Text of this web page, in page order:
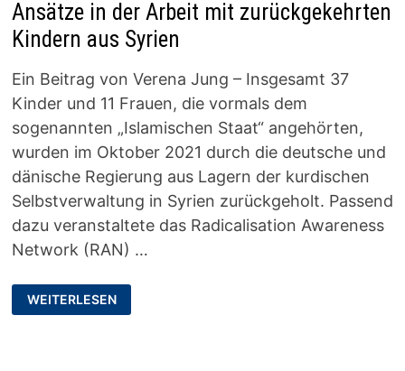
Ansätze in der Arbeit mit zurückgekehrten
Kindern aus Syrien
Ein Beitrag von Verena Jung – Insgesamt 37
Kinder und 11 Frauen, die vormals dem
sogenannten „Islamischen Staat“ angehörten,
wurden im Oktober 2021 durch die deutsche und
dänische Regierung aus Lagern der kurdischen
Selbstverwaltung in Syrien zurückgeholt. Passend
dazu veranstaltete das Radicalisation Awareness
Network (RAN) …
TRAUMA
IM
GEPÄCK
WEITERLESEN